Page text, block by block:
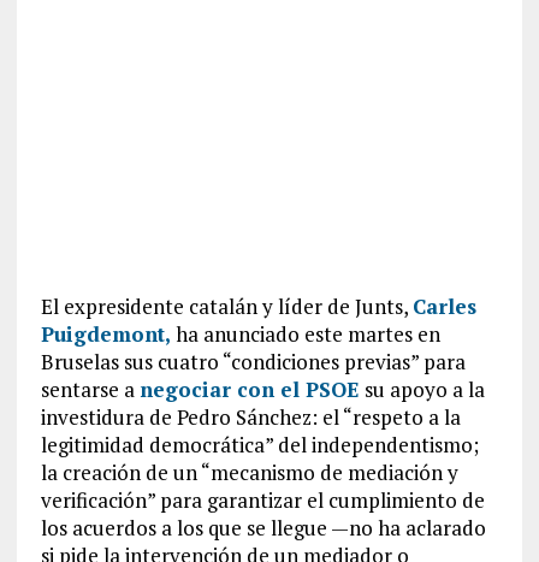
El expresidente catalán y líder de Junts, Carles
Puigdemont, ha anunciado este martes en
Bruselas sus cuatro “condiciones previas” para
sentarse a negociar con el PSOE su apoyo a la
investidura de Pedro Sánchez: el “respeto a la
legitimidad democrática” del independentismo;
la creación de un “mecanismo de mediación y
verificación” para garantizar el cumplimiento de
los acuerdos a los que se llegue —no ha aclarado
si pide la intervención de un mediador o